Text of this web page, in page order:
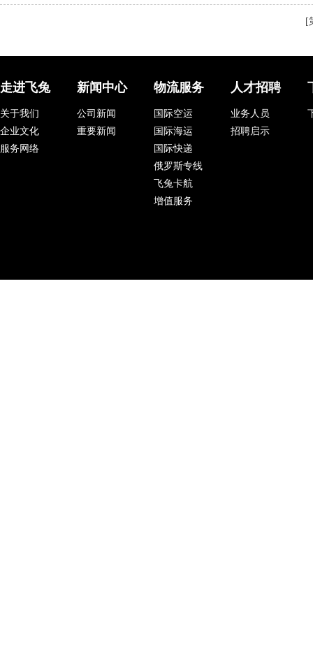
[
走进飞兔
关于我们
企业文化
服务网络
新闻中心
公司新闻
重要新闻
物流服务
国际空运
国际海运
国际快递
俄罗斯专线
飞兔卡航
增值服务
人才招聘
业务人员
招聘启示